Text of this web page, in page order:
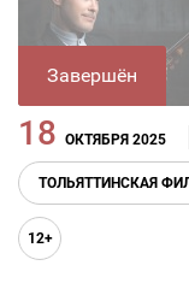
Завершён
18 ОКТЯБРЯ 2025
ТОЛЬЯТТИНСКАЯ
12+